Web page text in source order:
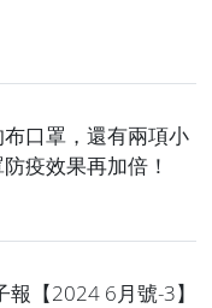
口罩，還有兩項小
疫效果再加倍！
【2024 6月號-3】